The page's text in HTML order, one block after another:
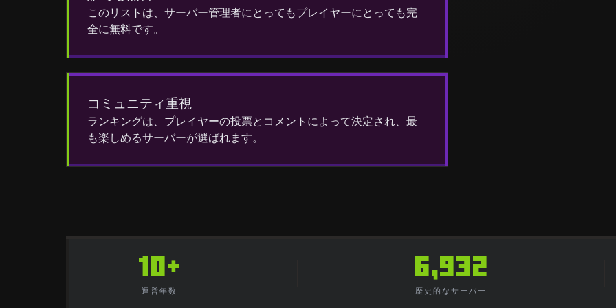
このリストは、サーバー管理者にとってもプレイヤーにとっても完
全に無料です。
コミュニティ重視
ランキングは、プレイヤーの投票とコメントによって決定され、最
も楽しめるサーバーが選ばれます。
10+
運営年数
6,932
歴史的なサーバー